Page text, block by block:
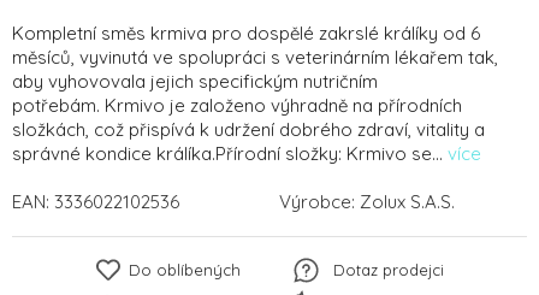
Kompletní směs krmiva pro dospělé zakrslé králíky od 6
měsíců, vyvinutá ve spolupráci s veterinárním lékařem tak,
aby vyhovovala jejich specifickým nutričním
potřebám. Krmivo je založeno výhradně na přírodních
složkách, což přispívá k udržení dobrého zdraví, vitality a
správné kondice králíka.Přírodní složky: Krmivo se... více
EAN: 3336022102536 Výrobce: Zolux S.A.S.
Do oblíbených
Dotaz prodejci